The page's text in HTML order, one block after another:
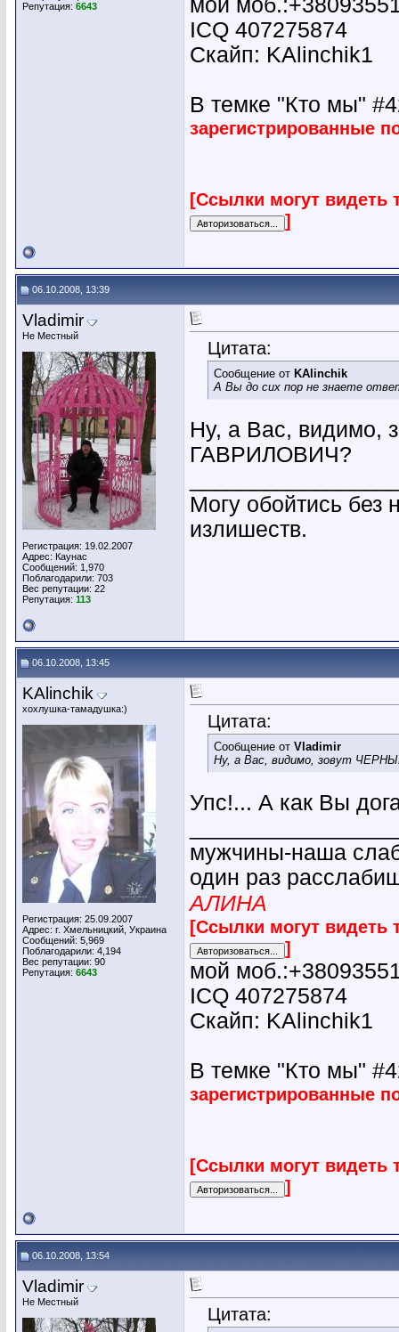
Репутация: 6643
ICQ 407275874
Скайп: KAlinchik1
В темке "Кто мы"
зарегистрированные
[Ссылки могут видеть
]
06.10.2008, 13:39
Vladimir
Не Местный
Регистрация: 19.02.2007
Адрес: Каунас
Сообщений: 1,970
Поблагодарили: 703
Вес репутации: 22
Репутация: 113
Цитата:
Сообщение от KAlinchik
А Вы до сих пор не знаете
Ну, а Вас,
ГАВРИЛОВИЧ?
Могу обойтись без
излишеств.
06.10.2008, 13:45
KAlinchik
хохлушка-тамадушка:)
Регистрация: 25.09.2007
Адрес: г. Хмельницкий, Украина
Сообщений: 5,969
Поблагодарили: 4,194
Вес репутации: 90
Репутация: 6643
Цитата:
Сообщение от Vladimir
Ну, а Вас, видимо, зовут
Упс!... А как Вы
мужчины-наша
один раз
АЛИНА
[Ссылки могут видеть
]
мой
ICQ 407275874
Скайп: KAlinchik1
В темке "Кто мы"
зарегистрированные
[Ссылки могут видеть
]
06.10.2008, 13:54
Vladimir
Не Местный
Цитата: